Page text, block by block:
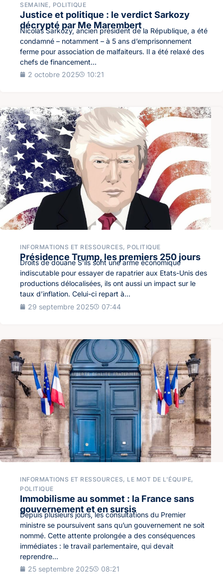
SEMAINE, POLITIQUE
Justice et politique : le verdict Sarkozy
décrypté par Me Marembert
Nicolas Sarkozy, ancien président de la République, a été
condamné – notamment – à 5 ans d’emprisonnement
ferme pour association de malfaiteurs. Il a été relaxé des
chefs de financement...
2 octobre 2025
10:21
INFORMATIONS ET RESSOURCES, POLITIQUE
Présidence Trump, les premiers 250 jours
Droits de douane S’ils sont une arme économique
indiscutable pour essayer de rapatrier aux Etats-Unis des
productions délocalisées, ils ont aussi un impact sur le
taux d’inflation. Celui-ci repart à...
29 septembre 2025
07:44
INFORMATIONS ET RESSOURCES, LE MOT DE L'ÉQUIPE,
POLITIQUE
Immobilisme au sommet : la France sans
gouvernement et en sursis
Depuis plusieurs jours, les consultations du Premier
ministre se poursuivent sans qu’un gouvernement ne soit
nommé. Cette attente prolongée a des conséquences
immédiates : le travail parlementaire, qui devait
reprendre...
25 septembre 2025
08:21